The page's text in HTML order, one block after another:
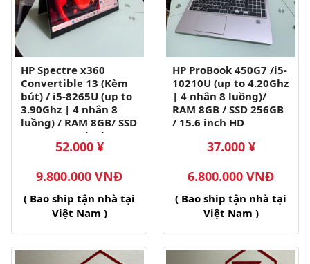
HP Spectre x360
Convertible 13 (Kèm
bút) / i5-8265U (up to
3.90Ghz | 4 nhân 8
luồng) / RAM 8GB/ SSD
256GB/ 13.3 inch FHD
IPS cảm ứng gập
52.000 ¥
9.800.000 VNĐ
( Bao ship tận nhà tại
Việt Nam )
HP ProBook 450G7 /i5-
10210U (up to 4.20Ghz
| 4 nhân 8 luồng)/
RAM 8GB / SSD 256GB
/ 15.6 inch HD
37.000 ¥
6.800.000 VNĐ
( Bao ship tận nhà tại
Việt Nam )